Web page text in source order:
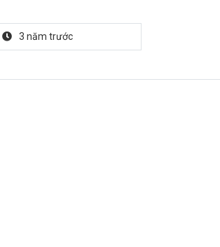
3 năm trước